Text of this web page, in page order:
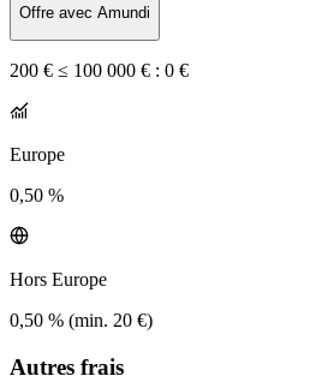
Offre avec Amundi
200 € ≤ 100 000 € : 0 €
Europe
0,50 %
Hors Europe
0,50 % (min. 20 €)
Autres frais